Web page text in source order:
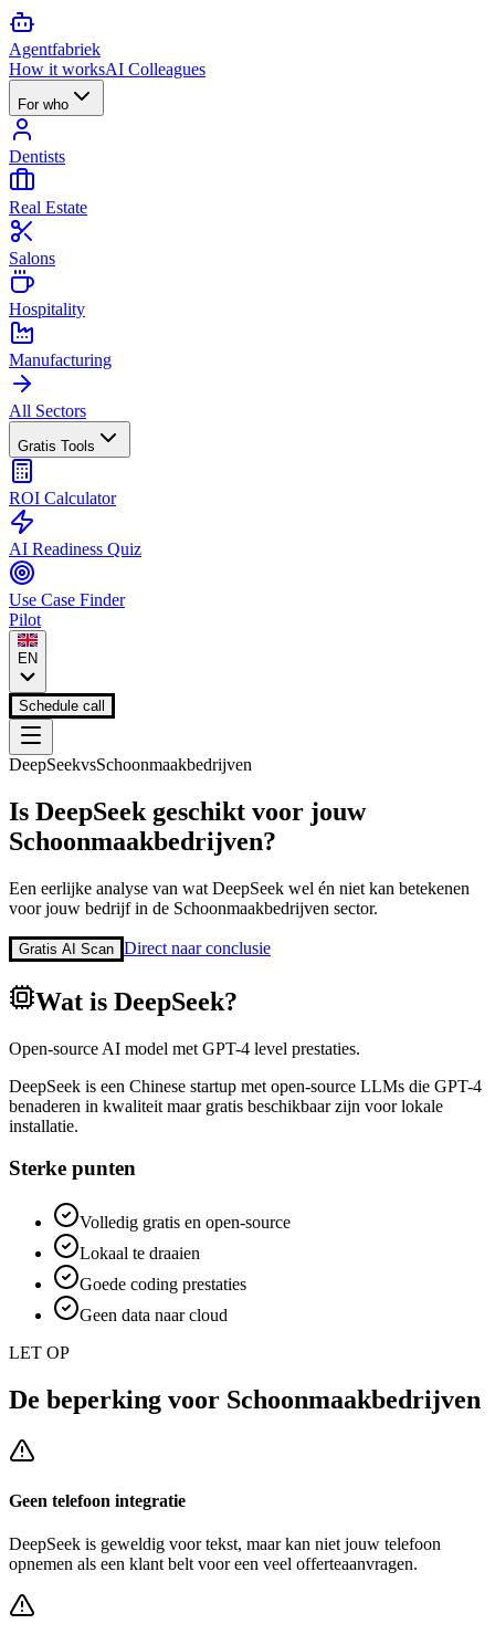
Agentfabriek
How it worksAI Colleagues
For who
Dentists
Real Estate
Salons
Hospitality
Manufacturing
All Sectors
Gratis Tools
ROI Calculator
AI Readiness Quiz
Use Case Finder
Pilot
EN
Schedule call
DeepSeekvsSchoonmaakbedrijven
Is DeepSeek geschikt voor jouw
Schoonmaakbedrijven?
Een eerlijke analyse van wat DeepSeek wel én niet kan betekenen
voor jouw bedrijf in de Schoonmaakbedrijven sector.
Gratis AI Scan Direct naar conclusie
Wat is DeepSeek?
Open-source AI model met GPT-4 level prestaties.
DeepSeek is een Chinese startup met open-source LLMs die GPT-4
benaderen in kwaliteit maar gratis beschikbaar zijn voor lokale
installatie.
Sterke punten
Volledig gratis en open-source
Lokaal te draaien
Goede coding prestaties
Geen data naar cloud
LET OP
De beperking voor Schoonmaakbedrijven
Geen telefoon integratie
DeepSeek is geweldig voor tekst, maar kan niet jouw telefoon
opnemen als een klant belt voor een veel offerteaanvragen.